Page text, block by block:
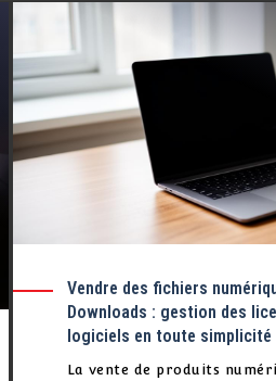
Vendre des fichiers
Downloads : gestion des
logiciels en toute simplicité
La vente de produits